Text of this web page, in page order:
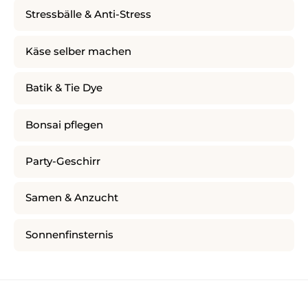
Stressbälle & Anti-Stress
Käse selber machen
Batik & Tie Dye
Bonsai pflegen
Party-Geschirr
Samen & Anzucht
Sonnenfinsternis